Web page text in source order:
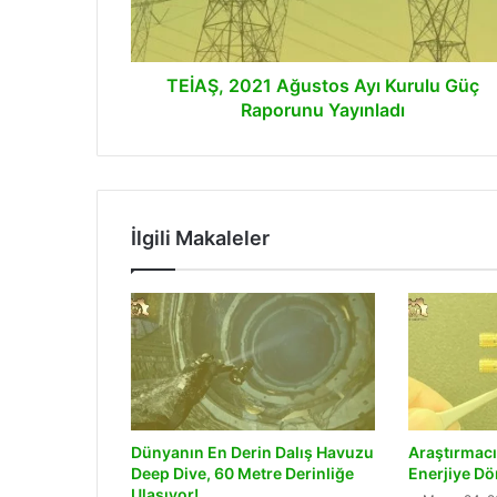
Raporunu
Yayınladı
TEİAŞ, 2021 Ağustos Ayı Kurulu Güç
Raporunu Yayınladı
İlgili Makaleler
Dünyanın En Derin Dalış Havuzu
Deep Dive, 60 Metre Derinliğe
Enerjiye